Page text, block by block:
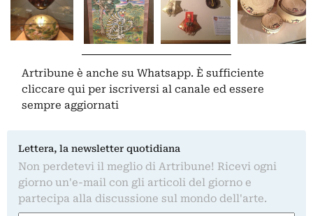
Artribune è anche su Whatsapp. È sufficiente
cliccare qui per iscriversi al canale ed essere
sempre aggiornati
Lettera, la newsletter quotidiana
Non perdetevi il meglio di Artribune! Ricevi ogni
giorno un'e-mail con gli articoli del giorno e
partecipa alla discussione sul mondo dell'arte.